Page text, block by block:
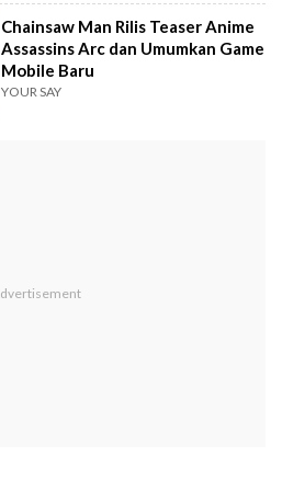
Chainsaw Man Rilis Teaser Anime
Assassins Arc dan Umumkan Game
Mobile Baru
YOUR SAY